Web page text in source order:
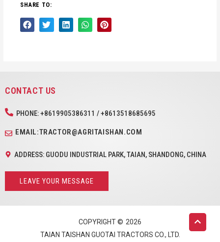
SHARE TO:
CONTACT US
PHONE: +8619905386311 / +8613518685695
EMAIL:TRACTOR@AGRITAISHAN.COM
ADDRESS: GUODU INDUSTRIAL PARK, TAIAN, SHANDONG, CHINA
LEAVE YOUR MESSAGE
COPYRIGHT © 2026
TAIAN TAISHAN GUOTAI TRACTORS CO., LTD.